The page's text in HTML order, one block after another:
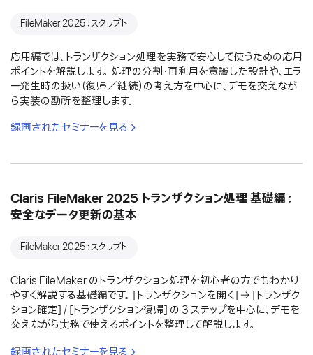
FileMaker 2025：スクリプト
応用編では、トランザクション処理を実務で安心して使うための応用
ポイントを解説します。 処理の分割・再利用を意識した設計や、エラ
ー発生時の扱い（復帰／継続）の考え方を中心に、デモを交えなが
ら実装の勘所を整理します。
録画されたセミナーを見る
Claris FileMaker 2025 トランザクション処理 基礎編：
安全なデータ更新の基本
FileMaker 2025：スクリプト
Claris FileMaker のトランザクション処理を初心者の方でもわかり
やすく解説する基礎編です。 [トランザクションを開く] → [トランザク
ション確定] / [トランザクション復帰] の 3 ステップを中心に、デモを
交えながら実務で使えるポイントを整理して解説します。
録画されたセミナーを見る